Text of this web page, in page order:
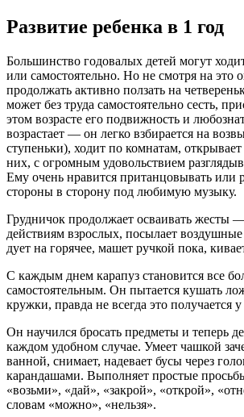
Развитие ребенка в 1 год
Большинство годовалых детей могут
или самостоятельно. Но не смотря на это
продолжать активно ползать на
может без труда самостоятельно сесть,
этом возрасте его подвижность и
возрастает — он легко взбирается на
ступеньки), ходит по комнатам,
них, с огромным удовольствием
Ему очень нравится пританцовывать или
стороны в сторону под любимую музыку.
Грудничок продолжает осваивать жесты
действиям взрослых, посылает
дует на горячее, машет ручкой пока,
С каждым днем карапуз становится все
самостоятельным. Он пытается кушать
кружки, правда не всегда это получается
Он научился бросать предметы и теперь
каждом удобном случае. Умеет чашкой
ванной, снимает, надевает бусы через
карандашами. Выполняет простые
«возьми», «дай», «закрой», «открой»,
словам «можно», «нельзя».